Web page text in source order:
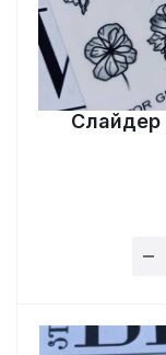
Слайдер